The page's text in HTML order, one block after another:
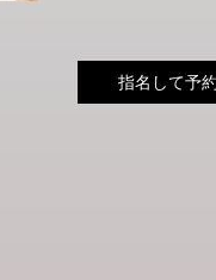
指名して予